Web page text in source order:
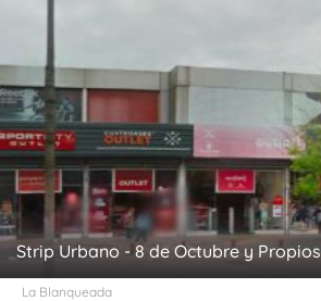
Strip Urbano - 8 de Octubre y Propios
La Blanqueada